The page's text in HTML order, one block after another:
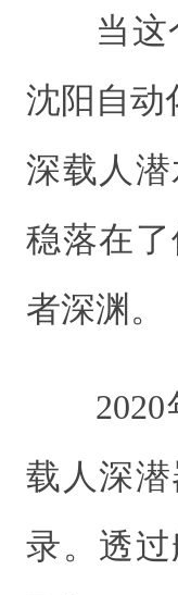
当
沈阳自动
深载人
稳落在
者深渊。
载人深
录。透